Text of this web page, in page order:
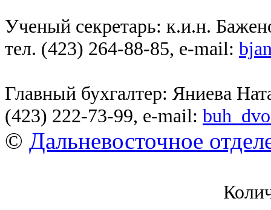
Ученый секретарь: к.и.н.
тел. (423) 264-88-85, e-mail:
Главный бухгалтер: Яниева
(423) 222-73-99, e-mail:
© Дальневосточное